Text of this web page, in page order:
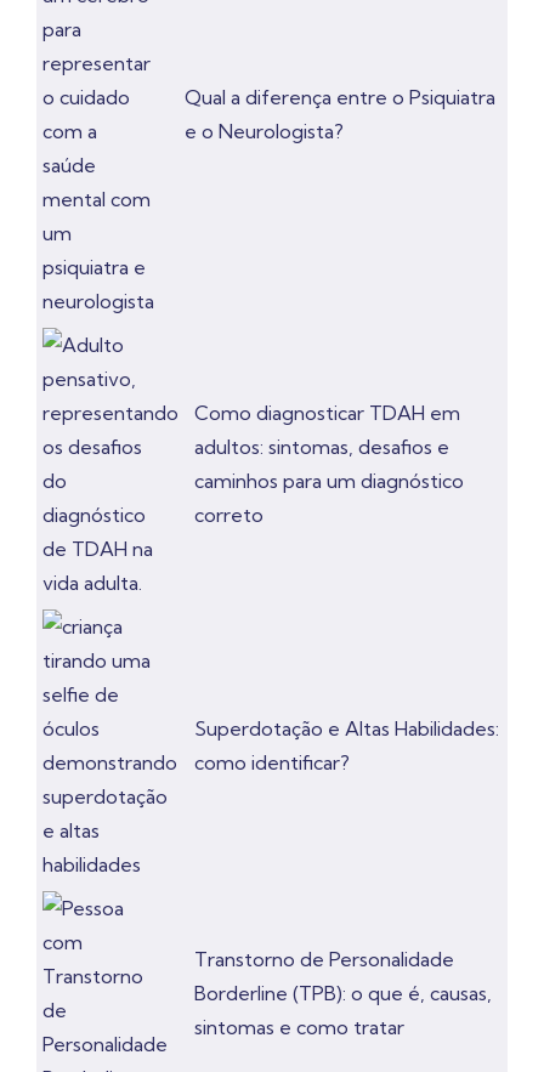
Qual a diferença entre o Psiquiatra
e o Neurologista?
Como diagnosticar TDAH em
adultos: sintomas, desafios e
caminhos para um diagnóstico
correto
Superdotação e Altas Habilidades:
como identificar?
Transtorno de Personalidade
Borderline (TPB): o que é, causas,
sintomas e como tratar